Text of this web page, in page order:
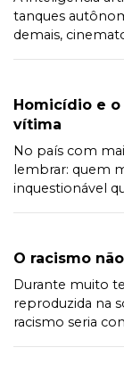
tanques
demais,
Homicídio e
vítima
No país com
lembrar: quem
inquestionável
O racismo
Durante muito
reproduzida na
racismo seria